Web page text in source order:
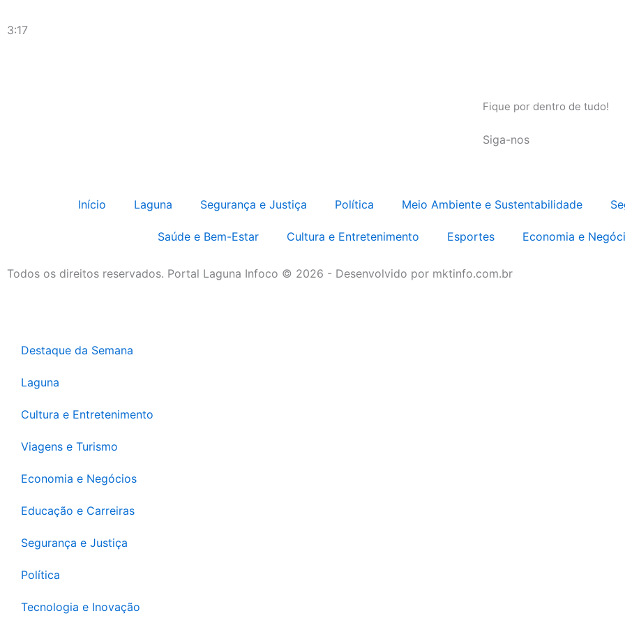
3:17
Fique por dentro de tudo!
Siga-nos
Início Laguna Segurança e Justiça Política Meio Ambiente e Sustentabilidade
Saúde e Bem-Estar Cultura e Entretenimento Esportes Economia e
Todos os direitos reservados. Portal Laguna Infoco © 2026 - Desenvolvido por mktinfo.com.br
Destaque da Semana
Laguna
Cultura e Entretenimento
Viagens e Turismo
Economia e Negócios
Educação e Carreiras
Segurança e Justiça
Política
Tecnologia e Inovação